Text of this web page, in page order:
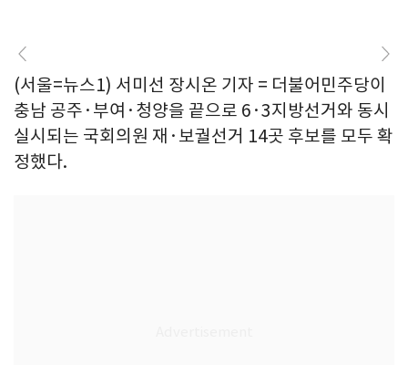
(서울=뉴스1) 서미선 장시온 기자 = 더불어민주당이
충남 공주·부여·청양을 끝으로 6·3지방선거와 동시
실시되는 국회의원 재·보궐선거 14곳 후보를 모두 확
정했다.